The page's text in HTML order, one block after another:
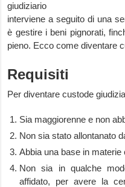
giudiziario
interviene a seguito di una
è gestire i beni pignorati,
pieno. Ecco come diventare
Requisiti
Per diventare custode
Sia maggiorenne e non
Non sia stato allontanato
Abbia una base in
Non sia in qualche
affidato, per avere la